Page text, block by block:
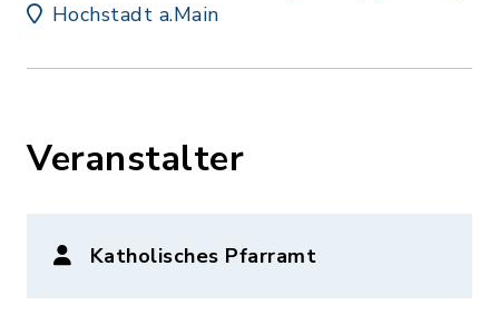
Hochstadt a.Main
Veranstalter
Katholisches Pfarramt